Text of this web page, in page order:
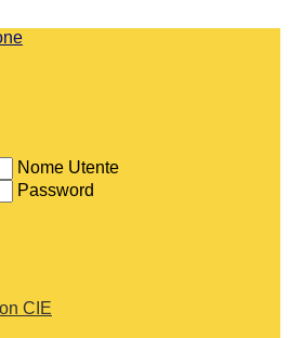
Nome Utente
Password
CIE